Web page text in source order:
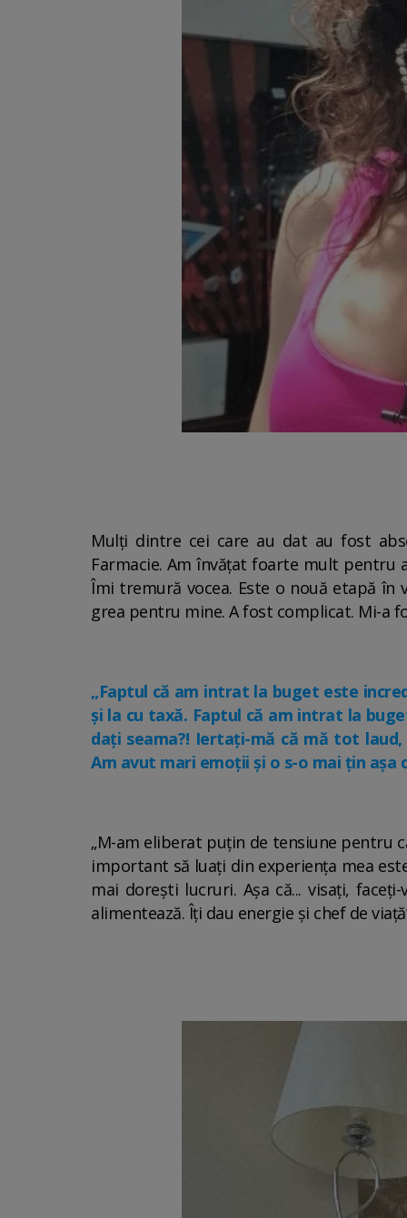
Mulți dintre cei care au dat au fost
Farmacie. Am învățat foarte mult pentru
Îmi tremură vocea. Este o nouă etapă
grea pentru mine. A fost complicat. Mi-a
„Faptul că am intrat la buget este
și la cu taxă. Faptul că am intrat la
dați seama?! Iertați-mă că mă tot
Am avut mari emoții și o s-o mai țin așa
„M-am eliberat puțin de tensiune pentru
important să luați din experiența mea
mai dorești lucruri. Așa că... visați,
alimentează. Îți dau energie și chef de